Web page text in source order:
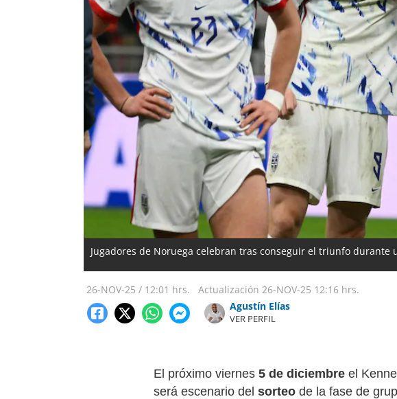
Jugadores de Noruega celebran tras conseguir el triunfo durante
26-NOV-25 / 12:01 hrs. Actualización 26-NOV-25 12:16 hrs.
Agustín Elías
VER PERFIL
El próximo viernes 5 de diciembre el
será escenario del sorteo de la fase de